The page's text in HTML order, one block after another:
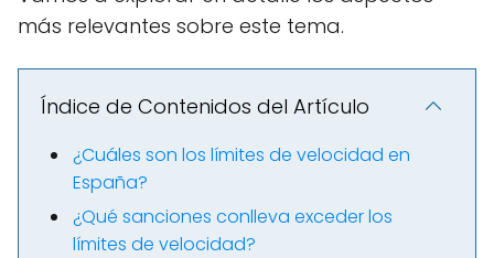
más relevantes sobre este tema.
Índice de Contenidos del Artículo
¿Cuáles son los límites de velocidad en
España?
¿Qué sanciones conlleva exceder los
límites de velocidad?